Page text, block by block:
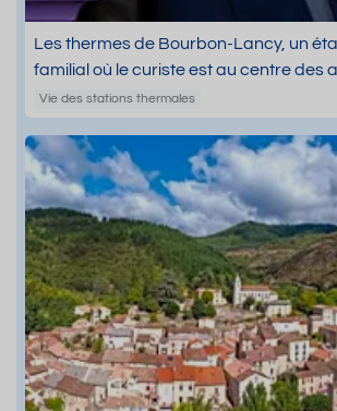
Les thermes de Bourbon-Lancy, un
familial où le curiste est au centre des
Vie des stations thermales